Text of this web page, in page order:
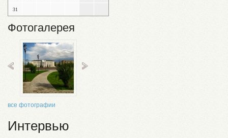
31
Фотогалерея
все фотографии
Интервью